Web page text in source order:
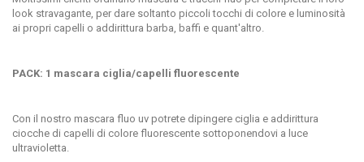
look stravagante, per dare soltanto piccoli tocchi di colore e luminosità
ai propri capelli o addirittura barba, baffi e quant'altro.
PACK: 1 mascara ciglia/capelli fluorescente
Con il nostro mascara fluo uv potrete dipingere ciglia e addirittura
ciocche di capelli di colore fluorescente sottoponendovi a luce
ultravioletta.